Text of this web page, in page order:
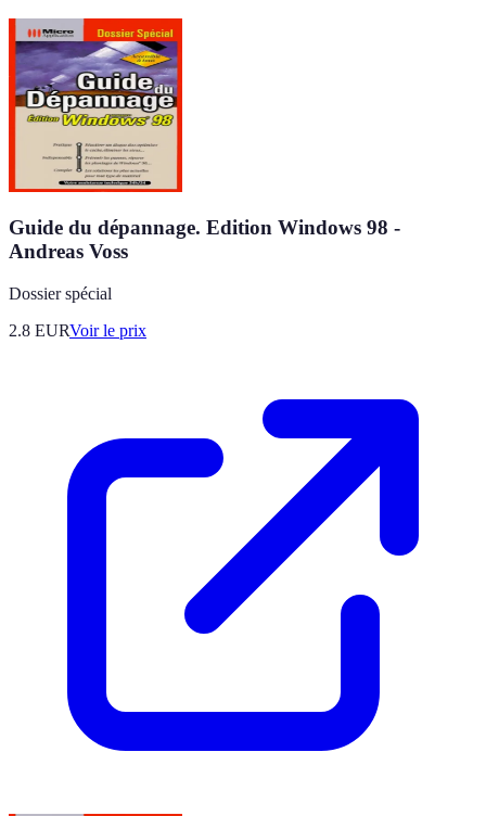
Guide du dépannage. Edition Windows 98 -
Andreas Voss
Dossier spécial
2.8 EURVoir le prix